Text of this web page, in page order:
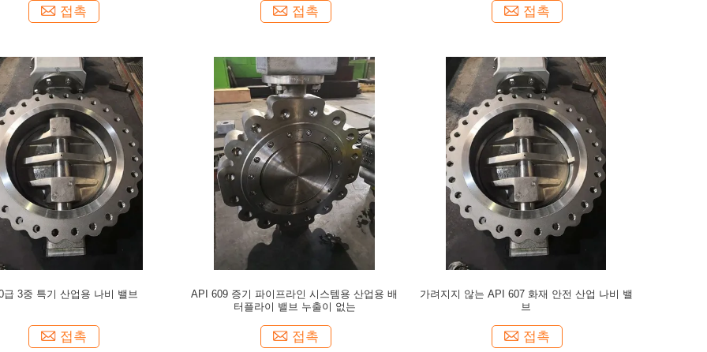
접촉 접촉 접촉
급 3중 특기 산업용 나비 밸브
접촉
API 609 증기 파이프라인 시스템용 산업용 배
터플라이 밸브 누출이 없는
접촉
가려지지 않는 API 607 화재 안전 산업 나비 밸
브
접촉